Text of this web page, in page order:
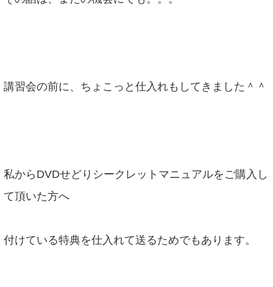
講習会の前に、ちょこっと仕入れもしてきました＾＾
私からDVDせどりシークレットマニュアルをご購入し
て頂いた方へ
付けている特典を仕入れて送るためでもあります。